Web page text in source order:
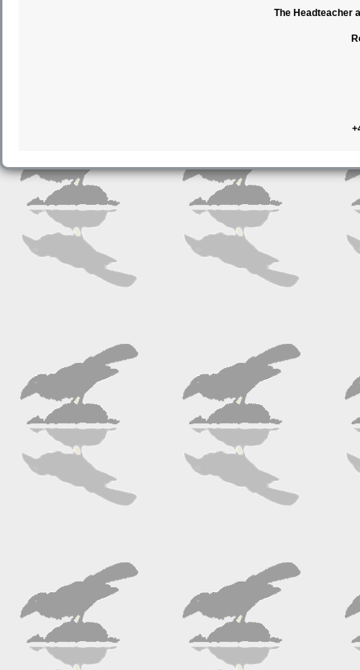
The Headteacher